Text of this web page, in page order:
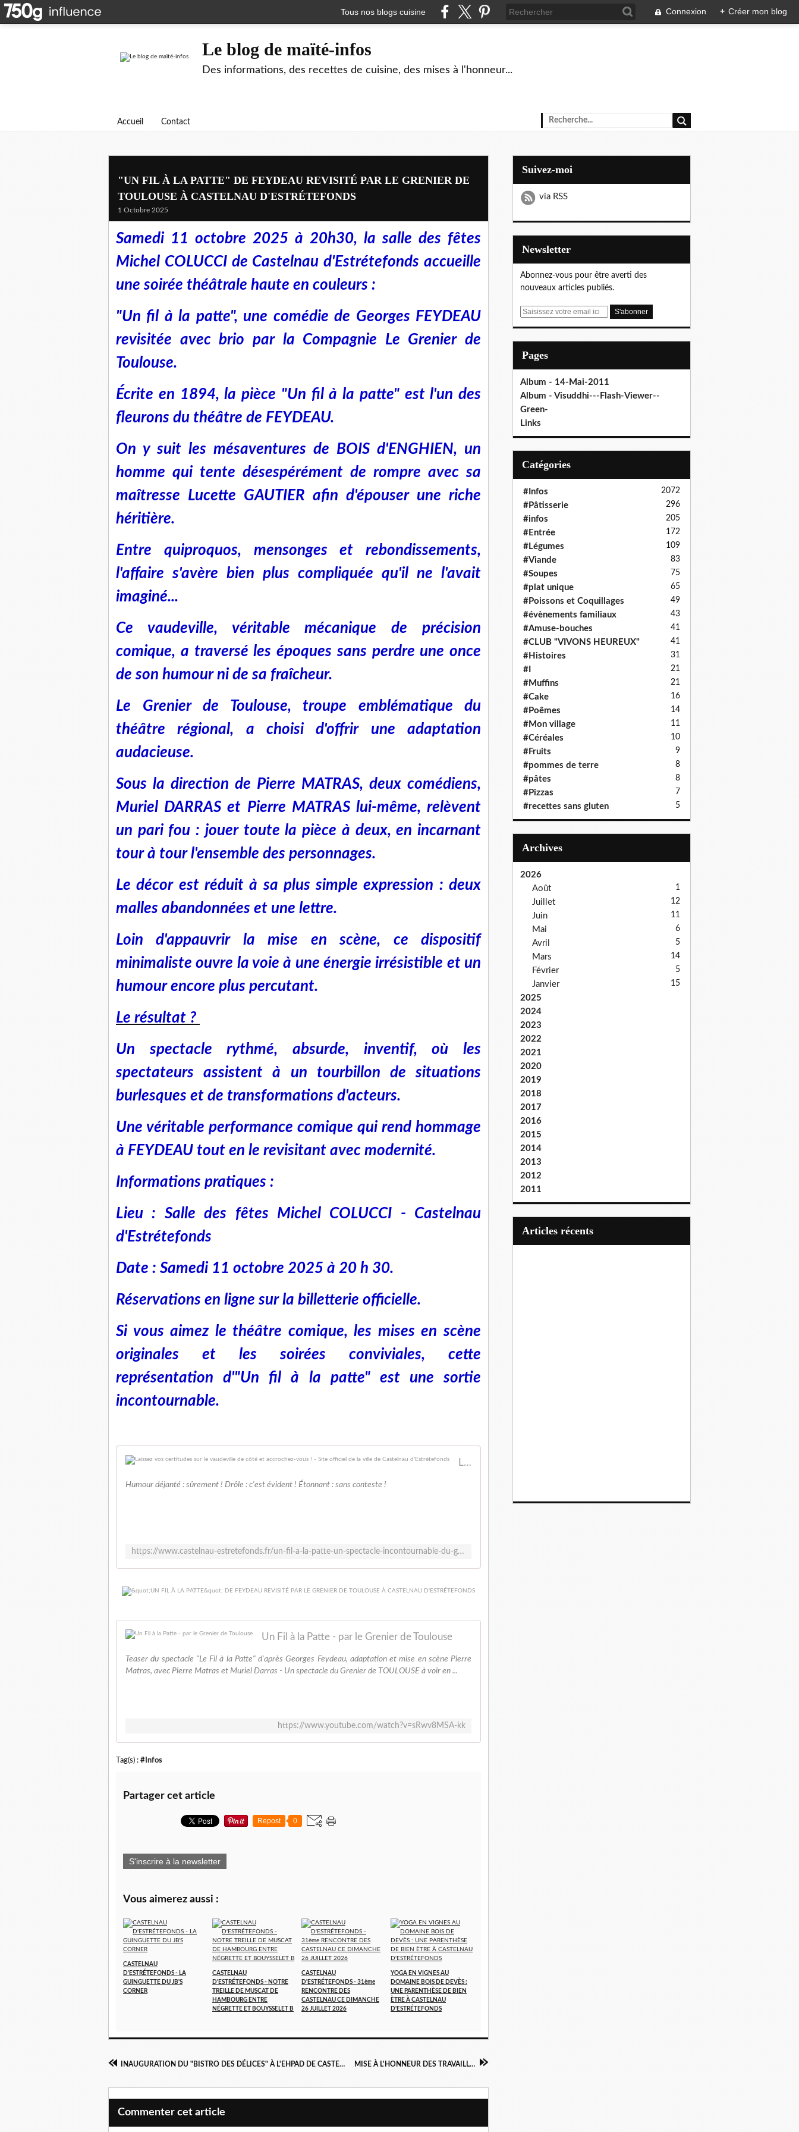
Tous nos blogs cuisine Connexion + Créer mon blog
Le blog de maïté-infos
Des informations, des recettes de cuisine, des mises à l'honneur...
Accueil Contact
"UN FIL À LA PATTE" DE FEYDEAU REVISITÉ PAR LE GRENIER DE
TOULOUSE À CASTELNAU D'ESTRÉTEFONDS
1 Octobre 2025
Samedi 11 octobre 2025 à 20h30, la salle des fêtes
Michel COLUCCI de Castelnau d'Estrétefonds accueille
une soirée théâtrale haute en couleurs :
"Un fil à la patte", une comédie de Georges FEYDEAU
revisitée avec brio par la Compagnie Le Grenier de
Toulouse.
Écrite en 1894, la pièce "Un fil à la patte" est l'un des
fleurons du théâtre de FEYDEAU.
On y suit les mésaventures de BOIS d'ENGHIEN, un
homme qui tente désespérément de rompre avec sa
maîtresse Lucette GAUTIER afin d'épouser une riche
héritière.
Entre quiproquos, mensonges et rebondissements,
l'affaire s'avère bien plus compliquée qu'il ne l'avait
imaginé...
Ce vaudeville, véritable mécanique de précision
comique, a traversé les époques sans perdre une once
de son humour ni de sa fraîcheur.
Le Grenier de Toulouse, troupe emblématique du
théâtre régional, a choisi d'offrir une adaptation
audacieuse.
Sous la direction de Pierre MATRAS, deux comédiens,
Muriel DARRAS et Pierre MATRAS lui-même, relèvent
un pari fou : jouer toute la pièce à deux, en incarnant
tour à tour l'ensemble des personnages.
Le décor est réduit à sa plus simple expression : deux
malles abandonnées et une lettre.
Loin d'appauvrir la mise en scène, ce dispositif
minimaliste ouvre la voie à une énergie irrésistible et un
humour encore plus percutant.
Le résultat ?
Un spectacle rythmé, absurde, inventif, où les
spectateurs assistent à un tourbillon de situations
burlesques et de transformations d'acteurs.
Une véritable performance comique qui rend hommage
à FEYDEAU tout en le revisitant avec modernité.
Informations pratiques :
Lieu : Salle des fêtes Michel COLUCCI - Castelnau
d'Estrétefonds
Date : Samedi 11 octobre 2025 à 20 h 30.
Réservations en ligne sur la billetterie officielle.
Si vous aimez le théâtre comique, les mises en scène
originales et les soirées conviviales, cette
représentation d'"Un fil à la patte" est une sortie
incontournable.
Laissez vos certitudes sur le vaudeville de côté et accrochez-vous ! - Site officiel de la ville de Castelnau d'Estrétefonds
Humour déjanté : sûrement ! Drôle : c'est évident ! Étonnant : sans conteste !
https://www.castelnau-estretefonds.fr/un-fil-a-la-patte-un-spectacle-incontournable-du-grenier-de-toulouse/
Un Fil à la Patte - par le Grenier de Toulouse
Teaser du spectacle "Le Fil à la Patte" d'après Georges Feydeau, adaptation et mise en scène Pierre
Matras, avec Pierre Matras et Muriel Darras - Un spectacle du Grenier de TOULOUSE à voir en ...
https://www.youtube.com/watch?v=sRwv8MSA-kk
Tag(s) : #Infos
Partager cet article
Repost 0
S'inscrire à la newsletter
Vous aimerez aussi :
CASTELNAU
D'ESTRÉTEFONDS - LA
GUINGUETTE DU JB'S
CORNER
CASTELNAU
D'ESTRÉTEFONDS - NOTRE
TREILLE DE MUSCAT DE
HAMBOURG ENTRE
NÉGRETTE ET BOUYSSELET B
CASTELNAU
D'ESTRÉTEFONDS - 31ème
RENCONTRE DES
CASTELNAU CE DIMANCHE
26 JUILLET 2026
YOGA EN VIGNES AU
DOMAINE BOIS DE DEVÈS :
UNE PARENTHÈSE DE BIEN
ÈTRE À CASTELNAU
D'ESTRÉTEFONDS
INAUGURATION DU "BISTRO DES DÉLICES" À L'EHPAD DE CASTELNAU D'ESTRÉTEFONDS MISE À L'HONNEUR DES TRAVAILLEURS DE NUIT
Commenter cet article
Suivez-moi
via RSS
Newsletter
Abonnez-vous pour être averti des
nouveaux articles publiés.
E
Pages
Album - 14-Mai-2011
Album - Visuddhi---Flash-Viewer--
Green-
Links
Catégories
#Infos 2072
#Pâtisserie 296
#infos 205
#Entrée 172
#Légumes 109
#Viande 83
#Soupes 75
#plat unique 65
#Poissons et Coquillages 49
#évènements familiaux 43
#Amuse-bouches 41
#CLUB "VIVONS HEUREUX" 41
#Histoires 31
#I 21
#Muffins 21
#Cake 16
#Poêmes 14
#Mon village 11
#Céréales 10
#Fruits 9
#pommes de terre 8
#pâtes 8
#Pizzas 7
#recettes sans gluten 5
Archives
2026
Août
1
Juillet 12
Juin 11
Mai 6
Avril 5
Mars 14
Février 5
Janvier 15
2025
2024
2023
2022
2021
2020
2019
2018
2017
2016
2015
2014
2013
2012
2011
articles récents